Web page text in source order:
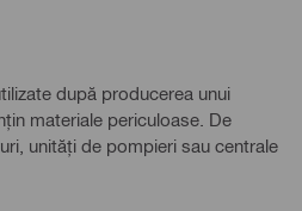
după producerea unui
materiale periculoase. De
unități de pompieri sau centrale